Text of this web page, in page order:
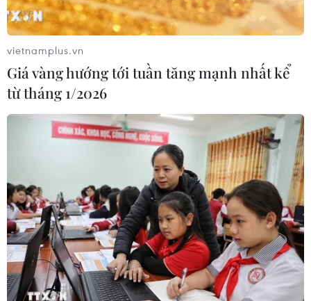
vietnamplus.vn
Giá vàng hướng tới tuần tăng mạnh nhất kể
từ tháng 1/2026